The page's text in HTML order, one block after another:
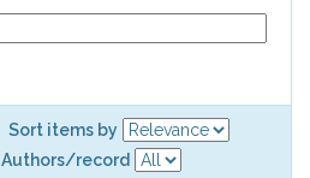
Sort items by
Authors/record